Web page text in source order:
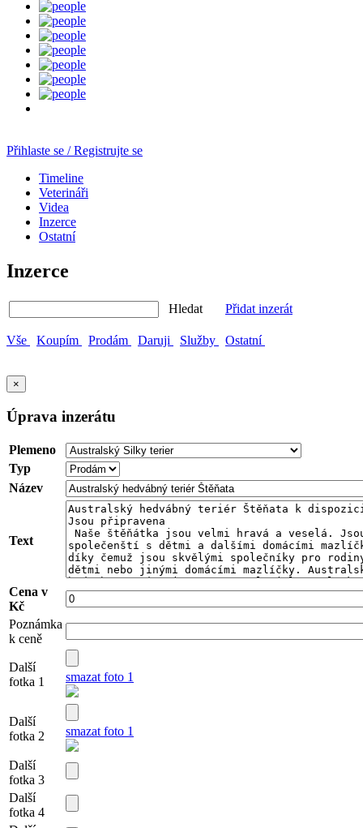
Přihlaste se / Registrujte se
Timeline
Veterináři
Videa
Inzerce
Ostatní
Inzerce
Hledat Přidat inzerát
Vše Koupím Prodám Daruji Služby Ostatní
×
Úprava inzerátu
Plemeno
Typ
Název
Text
Cena v
Kč
Poznámka
k ceně
Další
fotka 1
smazat foto 1
Další
fotka 2
smazat foto 1
Další
fotka 3
Další
fotka 4